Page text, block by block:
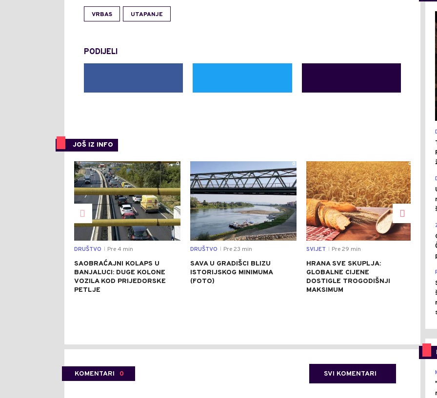
VRBAS UTAPANJE
PODIJELI
JOŠ IZ INFO
0
DRUŠTVO Pre 4 min
SAOBRAĆAJNI KOLAPS U
BANJALUCI: DUGE KOLONE
VOZILA KOD PRIJEDORSKE
PETLJE
0
DRUŠTVO Pre 23 min
SAVA U GRADIŠCI BLIZU
ISTORIJSKOG MINIMUMA
(FOTO)
0
SVIJET Pre 29 min
HRANA SVE SKUPLJA:
GLOBALNE CIJENE
DOSTIGLE TROGODIŠNJI
MAKSIMUM
KOMENTARI 0 SVI KOMENTARI